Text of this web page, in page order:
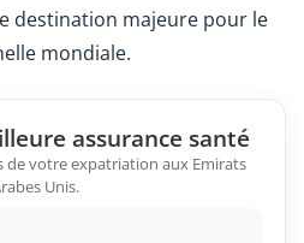
destination majeure pour le
mondiale.
assurance santé
de votre expatriation aux Emirats
Unis.